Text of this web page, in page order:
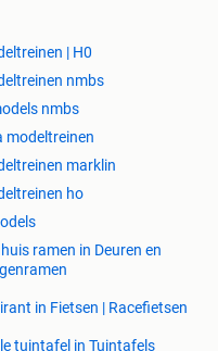
| H0
nmbs
nmbs
modeltreinen
marklin
ho
ramen in Deuren en
in Fietsen | Racefietsen
tuintafel in Tuintafels